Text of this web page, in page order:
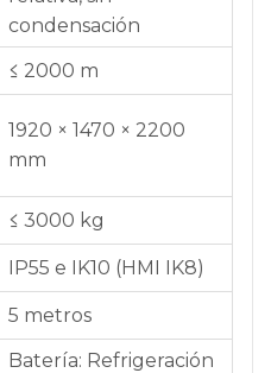
condensación
≤ 2000 m
1920 × 1470 × 2200
mm
≤ 3000 kg
IP55 e IK10 (HMI IK8)
5 metros
Batería: Refrigeración